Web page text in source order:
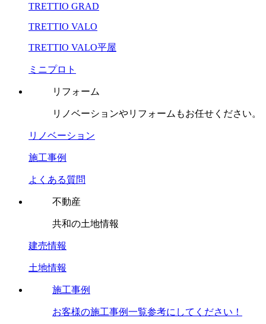
TRETTIO GRAD
TRETTIO VALO
TRETTIO VALO平屋
ミニプロト
リフォーム
リノベーションやリフォームもお任せください。
リノベーション
施工事例
よくある質問
不動産
共和の土地情報
建売情報
土地情報
施工事例
お客様の施工事例一覧参考にしてください！